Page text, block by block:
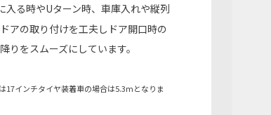
入る時やUターン時、車庫入れや縦列
アの取り付けを工夫しドア開口時の
りをスムーズにしています。
17インチタイヤ装着車の場合は5.3mとなりま